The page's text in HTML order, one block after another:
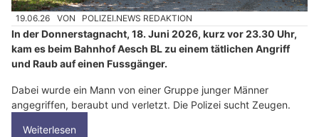
19.06.26 VON POLIZEI.NEWS REDAKTION
In der Donnerstagnacht, 18. Juni 2026, kurz vor 23.30 Uhr,
kam es beim Bahnhof Aesch BL zu einem tätlichen Angriff
und Raub auf einen Fussgänger.
Dabei wurde ein Mann von einer Gruppe junger Männer
angegriffen, beraubt und verletzt. Die Polizei sucht Zeugen.
Weiterlesen